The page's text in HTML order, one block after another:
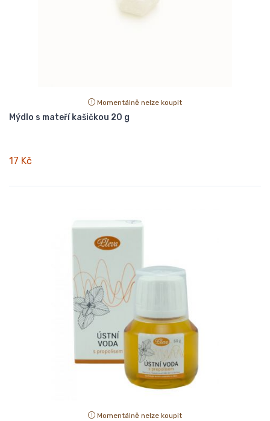
Momentálně nelze koupit
Mýdlo s mateří kašičkou 20 g
17 Kč
Momentálně nelze koupit